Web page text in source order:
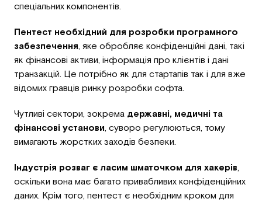
спеціальних компонентів.
Пентест необхідний для розробки програмного
забезпечення, яке обробляє конфіденційні дані, такі
як фінансові активи, інформація про клієнтів і дані
транзакцій. Це потрібно як для стартапів так і для вже
відомих гравців ринку розробки софта.
Чутливі сектори, зокрема державні, медичні та
фінансові установи, суворо регулюються, тому
вимагають жорстких заходів безпеки.
Індустрія розваг є ласим шматочком для хакерів,
оскільки вона має багато привабливих конфіденційних
даних. Крім того, пентест є необхідним кроком для